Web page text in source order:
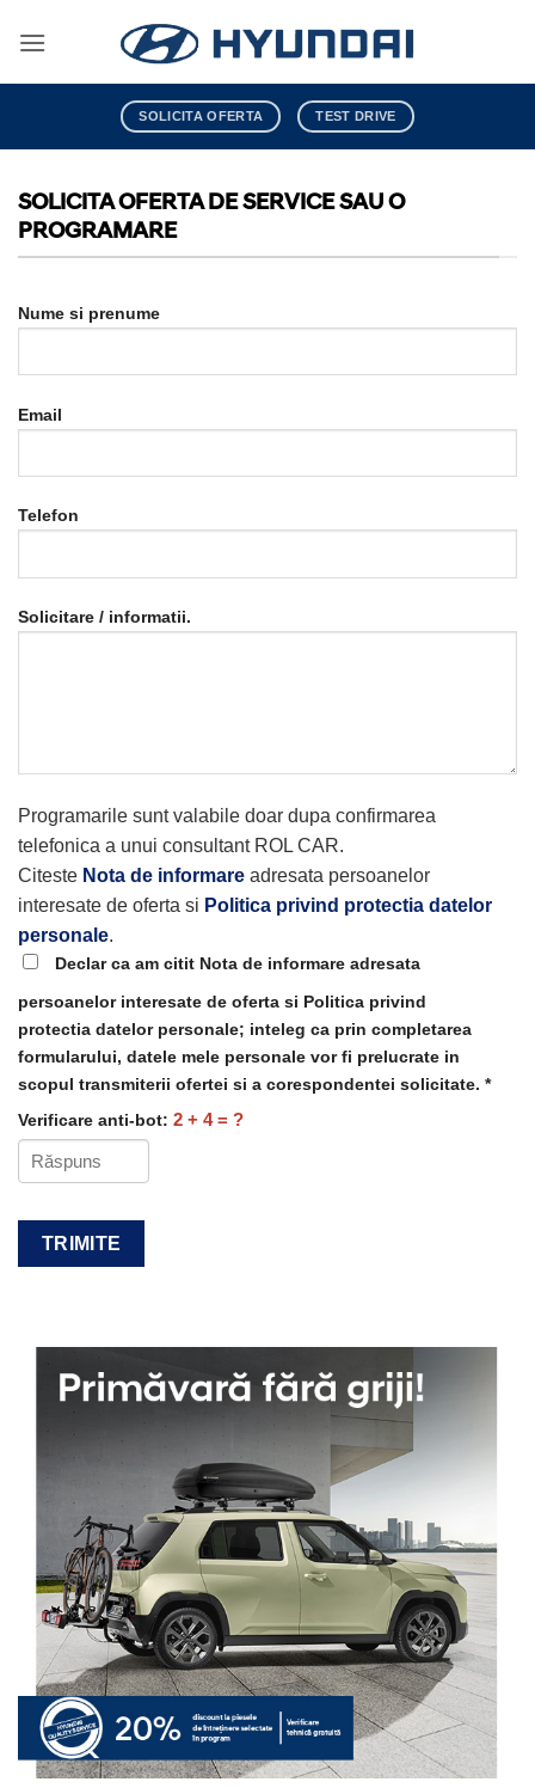
SOLICITA OFERTA TEST DRIVE
SOLICITA OFERTA DE SERVICE SAU O
PROGRAMARE
Nume si prenume
Email
Telefon
Solicitare / informatii.
Programarile sunt valabile doar dupa confirmarea
telefonica a unui consultant ROL CAR.
Citeste Nota de informare adresata persoanelor
interesate de oferta si Politica privind protectia datelor
personale.
Declar ca am citit Nota de informare adresata
persoanelor interesate de oferta si Politica privind
protectia datelor personale; inteleg ca prin completarea
formularului, datele mele personale vor fi prelucrate in
scopul transmiterii ofertei si a corespondentei solicitate. *
Verificare anti-bot: 2 + 4 = ?